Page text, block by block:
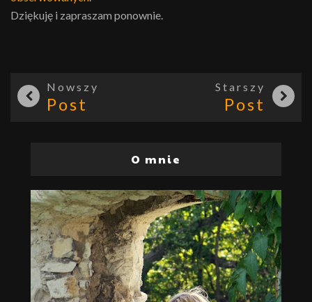
Dziękuję i zapraszam ponownie.
Nowszy
Post
Starszy
Post
O mnie